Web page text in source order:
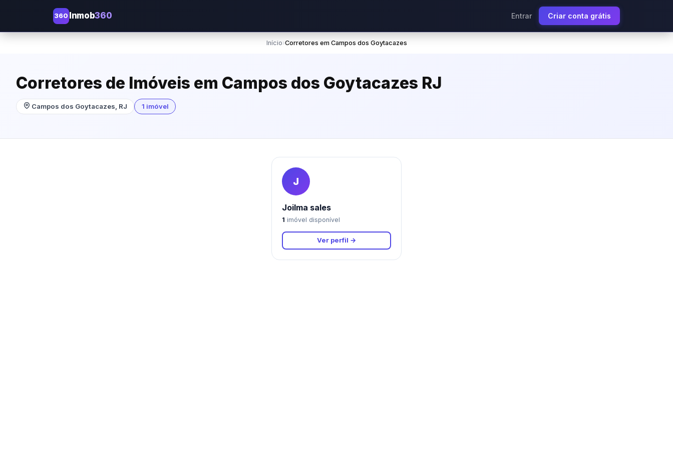
360 Inmob360 Entrar Criar conta grátis
Início›Corretores em Campos dos Goytacazes
Corretores de Imóveis em Campos dos Goytacazes RJ
Campos dos Goytacazes, RJ 1 imóvel
J
Joilma sales
1 imóvel disponível
Ver perfil →